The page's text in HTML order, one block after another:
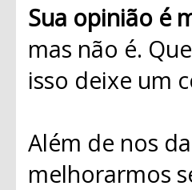
Sua opinião é
mas não é.
isso deixe um
Além de nos
melhorarmos